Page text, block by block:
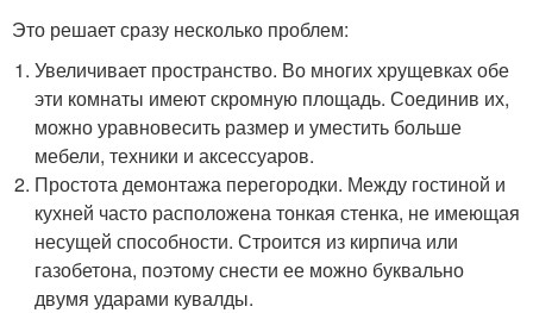
Это решает сразу несколько проблем:
Увеличивает пространство. Во многих хрущевках обе
эти комнаты имеют скромную площадь. Соединив их,
можно уравновесить размер и уместить больше
мебели, техники и аксессуаров.
Простота демонтажа перегородки. Между гостиной и
кухней часто расположена тонкая стенка, не имеющая
несущей способности. Строится из кирпича или
газобетона, поэтому снести ее можно буквально
двумя ударами кувалды.